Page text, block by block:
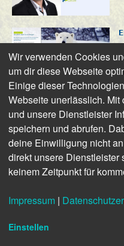
Wir verwenden Cookies
um dir diese Webseite
Einige dieser
Webseite unerlässlich.
und unsere Dienstleister
speichern und abrufen.
deine Einwilligung nicht
direkt unsere Dienstleister
keinem Zeitpunkt für
Impressum |
Einstellen